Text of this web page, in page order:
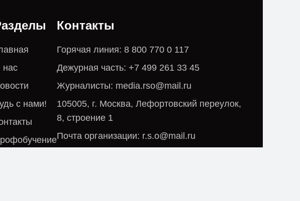
нас
с нами!
Контакты
Горячая линия: 8 800 770 0 117
Дежурная часть: +7 499 261 33 45
Журналисты: media.rso@mail.ru
105005, г. Москва, Лефортовский переулок,
8, строение 1
Почта организации: r.s.o@mail.ru